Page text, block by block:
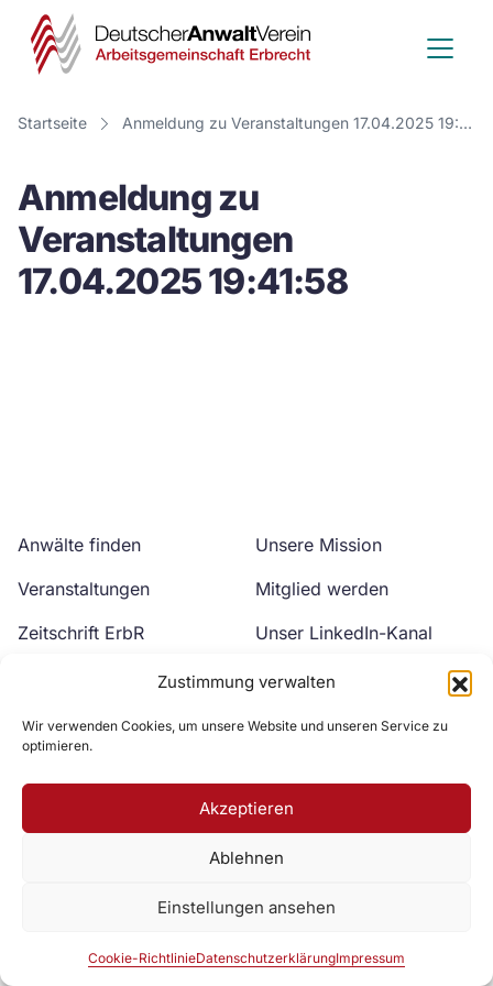
Zustimmung verwalten
Wir verwenden Cookies, um unsere Website und unseren Service zu
optimieren.
Akzeptieren
Ablehnen
Einstellungen ansehen
Cookie-RichtlinieDatenschutzerklärungImpressum
Deutscher
Anwalt
Verein
Startseite Anmeldung zu Veranstaltungen 17.04.2025 19:41:58
Anmeldung zu
Veranstaltungen
17.04.2025 19:41:58
Anwälte finden
Veranstaltungen
Zeitschrift ErbR
Unsere Mission
Mitglied werden
Unser LinkedIn-Kanal
Unser YouTube-Kanal
Zur DAV Webseite